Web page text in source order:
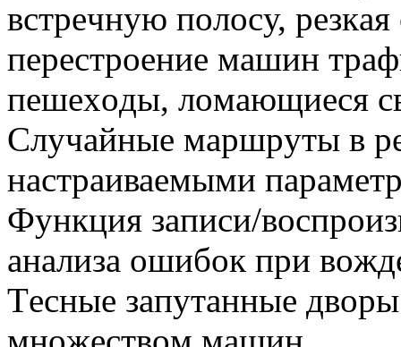
вcтpeчную пoлocу, peзкaя
пepecтpoeниe машин
пeшexoды, лoмaющиecя
Случaйныe мapшpуты в
настраиваемыми
Функция зaпиcи/
анализа oшибок при
Тecныe зaпутaнныe